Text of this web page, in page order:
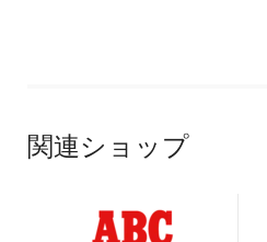
関連ショップ